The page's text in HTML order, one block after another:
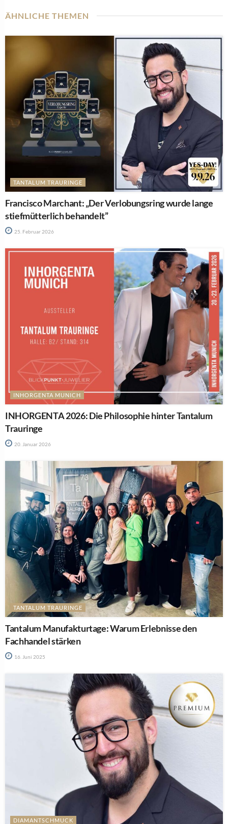
ÄHNLICHE THEMEN
TANTALUM TRAURINGE
Francisco Marchant: „Der Verlobungsring wurde lange
stiefmütterlich behandelt”
25. Februar 2026
INHORGENTA MUNICH
INHORGENTA 2026: Die Philosophie hinter Tantalum
Trauringe
20. Januar 2026
TANTALUM TRAURINGE
Tantalum Manufakturtage: Warum Erlebnisse den
Fachhandel stärken
16. Juni 2025
DIAMANTSCHMUCK